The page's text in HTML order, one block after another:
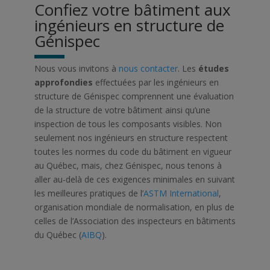
Confiez votre bâtiment aux
ingénieurs en structure de
Génispec
Nous vous invitons à nous contacter. Les études
approfondies effectuées par les ingénieurs en
structure de Génispec comprennent une évaluation
de la structure de votre bâtiment ainsi qu’une
inspection de tous les composants visibles. Non
seulement nos ingénieurs en structure respectent
toutes les normes du code du bâtiment en vigueur
au Québec, mais, chez Génispec, nous tenons à
aller au-delà de ces exigences minimales en suivant
les meilleures pratiques de l’ASTM International,
organisation mondiale de normalisation, en plus de
celles de l’Association des inspecteurs en bâtiments
du Québec (AIBQ).